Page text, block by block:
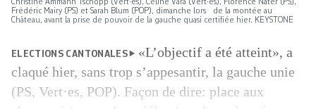
Christine Ammann Tschopp (Vert·es), Celine Vara (Vert·es), Florence Nater (PS),
Frédéric Mairy (PS) et Sarah Blum (POP), dimanche lors de la montée au
Château, avant la prise de pouvoir de la gauche quasi certifiée hier. KEYSTONE
ELECTIONS CANTONALES
«L’objectif a été atteint», a
claqué hier, sans trop s’appesantir, la gauche unie
(PS, Vert·es, POP). Façon de dire: place aux